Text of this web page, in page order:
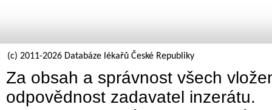
(c) 2011-2026 Databáze lékařů České Republiky
Za obsah a správnost všech
odpovědnost zadavatel inzerátu.